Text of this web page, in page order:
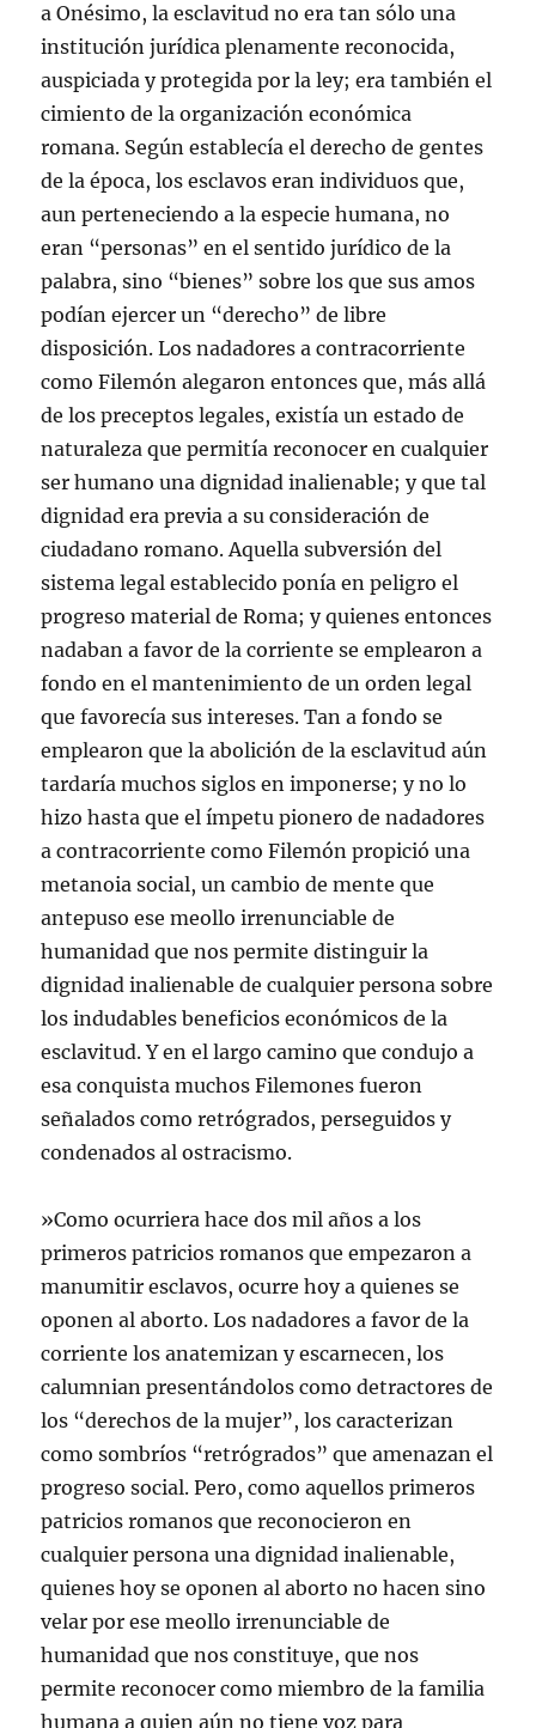
a Onésimo, la esclavitud no era tan sólo una
institución jurídica plenamente reconocida,
auspiciada y protegida por la ley; era también el
cimiento de la organización económica
romana. Según establecía el derecho de gentes
de la época, los esclavos eran individuos que,
aun perteneciendo a la especie humana, no
eran “personas” en el sentido jurídico de la
palabra, sino “bienes” sobre los que sus amos
podían ejercer un “derecho” de libre
disposición. Los nadadores a contracorriente
como Filemón alegaron entonces que, más allá
de los preceptos legales, existía un estado de
naturaleza que permitía reconocer en cualquier
ser humano una dignidad inalienable; y que tal
dignidad era previa a su consideración de
ciudadano romano. Aquella subversión del
sistema legal establecido ponía en peligro el
progreso material de Roma; y quienes entonces
nadaban a favor de la corriente se emplearon a
fondo en el mantenimiento de un orden legal
que favorecía sus intereses. Tan a fondo se
emplearon que la abolición de la esclavitud aún
tardaría muchos siglos en imponerse; y no lo
hizo hasta que el ímpetu pionero de nadadores
a contracorriente como Filemón propició una
metanoia social, un cambio de mente que
antepuso ese meollo irrenunciable de
humanidad que nos permite distinguir la
dignidad inalienable de cualquier persona sobre
los indudables beneficios económicos de la
esclavitud. Y en el largo camino que condujo a
esa conquista muchos Filemones fueron
señalados como retrógrados, perseguidos y
condenados al ostracismo.
»Como ocurriera hace dos mil años a los
primeros patricios romanos que empezaron a
manumitir esclavos, ocurre hoy a quienes se
oponen al aborto. Los nadadores a favor de la
corriente los anatemizan y escarnecen, los
calumnian presentándolos como detractores de
los “derechos de la mujer”, los caracterizan
como sombríos “retrógrados” que amenazan el
progreso social. Pero, como aquellos primeros
patricios romanos que reconocieron en
cualquier persona una dignidad inalienable,
quienes hoy se oponen al aborto no hacen sino
velar por ese meollo irrenunciable de
humanidad que nos constituye, que nos
permite reconocer como miembro de la familia
humana a quien aún no tiene voz para